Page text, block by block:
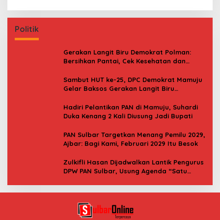
Politik
Gerakan Langit Biru Demokrat Polman:
Bersihkan Pantai, Cek Kesehatan dan
Sambut HUT ke-25, DPC Demokrat Mamuju
Gelar Baksos Gerakan Langit Biru
Hadiri Pelantikan PAN di Mamuju, Suhardi
Duka Kenang 2 Kali Diusung Jadi Bupati
PAN Sulbar Targetkan Menang Pemilu 2029,
Ajbar: Bagi Kami, Februari 2029 Itu Besok
Zulkifli Hasan Dijadwalkan Lantik Pengurus
DPW PAN Sulbar, Usung Agenda “Satu